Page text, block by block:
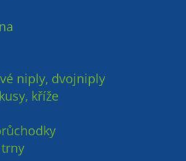
niply, dvojniply
kříže